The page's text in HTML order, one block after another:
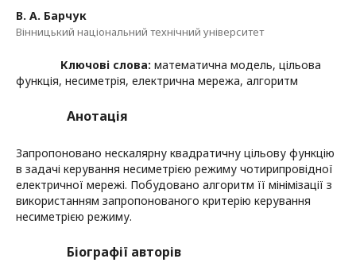
В. А. Барчук
Вінницький національний технічний університет
Ключові слова: математична модель, цільова
функція, несиметрія, електрична мережа, алгоритм
Анотація
Запропоновано нескалярну квадратичну цільову функцію
в задачі керування несиметрією режиму чотирипровідної
електричної мережі. Побудовано алгоритм її мінімізації з
використанням запропонованого критерію керування
несиметрією режиму.
Біографії авторів